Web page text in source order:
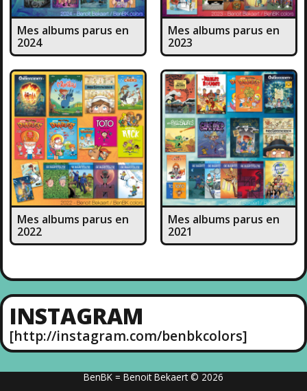
Mes albums parus en
2024
Mes albums parus en
2023
Mes albums parus en
2022
Mes albums parus en
2021
INSTAGRAM
[http://instagram.com/benbkcolors]
BenBK = Benoit Bekaert © 2026